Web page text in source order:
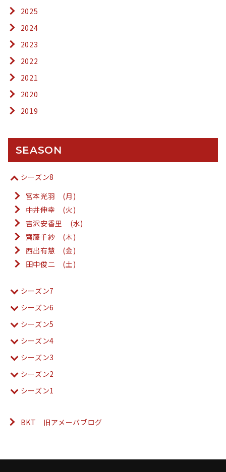
2025
2024
2023
2022
2021
2020
2019
SEASON
シーズン8
宮本光羽 (月)
中井伸幸 (火)
吉沢安香里 (水)
齋藤千紗 (木)
西出有慧 (金)
田中俊二 (土)
シーズン7
シーズン6
シーズン5
シーズン4
シーズン3
シーズン2
シーズン1
BKT 旧アメーバブログ